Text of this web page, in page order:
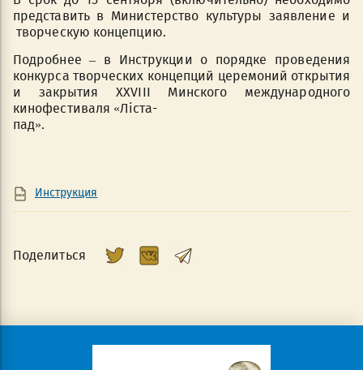
представить в Министерство культуры заявление и
творческую концепцию.
Подробнее – в Инструкции о порядке проведения
конкурса творческих концепций церемоний открытия
и закрытия XXVIII Минского международного
кинофестиваля «Ліста-
пад».
Инструкция
Поделиться